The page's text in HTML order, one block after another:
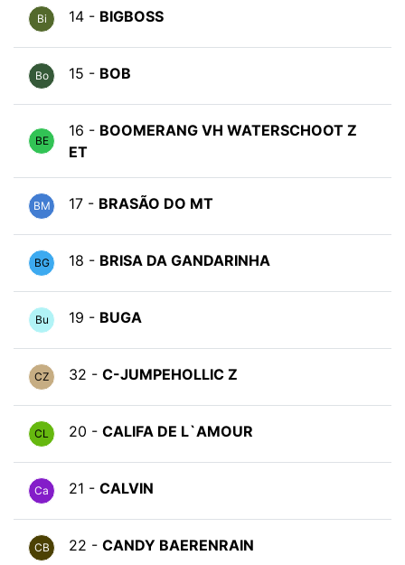
Bi 14 - BIGBOSS
Bo 15 - BOB
BE
16 - BOOMERANG VH WATERSCHOOT Z
ET
BM 17 - BRASÃO DO MT
BG 18 - BRISA DA GANDARINHA
Bu 19 - BUGA
CZ 32 - C-JUMPEHOLLIC Z
CL 20 - CALIFA DE L`AMOUR
Ca 21 - CALVIN
CB 22 - CANDY BAERENRAIN